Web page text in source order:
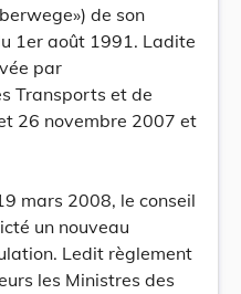
de son
1er août 1991. Ladite
par
Transports et de
26 novembre 2007 et
mars 2008, le conseil
un nouveau
Ledit règlement
les Ministres des